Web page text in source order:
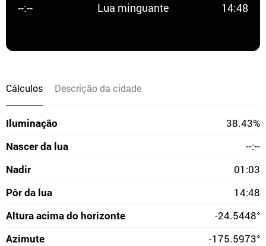
--:-- Lua minguante 14:48
Cálculos Descrição da cidade
Iluminação
38.43%
Nascer da lua
--:--
Nadir
01:03
Pôr da lua
14:48
Altura acima do horizonte
-24.5448°
Azimute
-175.5973°